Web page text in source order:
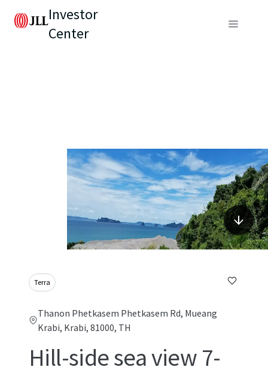
Investor
Center
Terra
Thanon Phetkasem Phetkasem Rd, Mueang
Krabi, Krabi, 81000, TH
Hill-side sea view 7-